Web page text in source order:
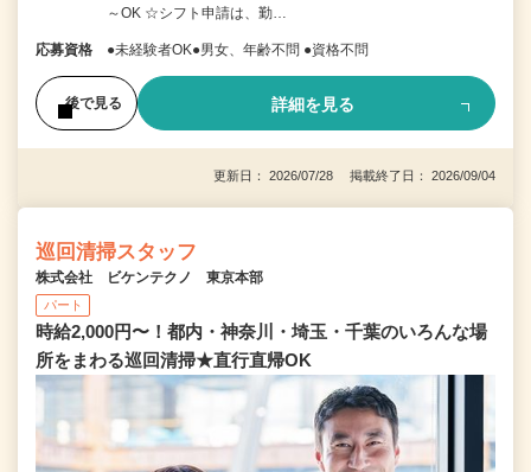
～OK ☆シフト申請は、勤…
応募資格 ●未経験者OK●男女、年齢不問 ●資格不問
後で見る 詳細を見る
更新日： 2026/07/28 掲載終了日： 2026/09/04
巡回清掃スタッフ
株式会社 ビケンテクノ 東京本部
パート
時給2,000円〜！都内・神奈川・埼玉・千葉のいろんな場
所をまわる巡回清掃★直行直帰OK